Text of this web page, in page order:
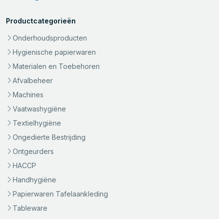
Productcategorieën
Onderhoudsproducten
Hygienische papierwaren
Materialen en Toebehoren
Afvalbeheer
Machines
Vaatwashygiëne
Textielhygiëne
Ongedierte Bestrijding
Ontgeurders
HACCP
Handhygiëne
Papierwaren Tafelaankleding
Tableware